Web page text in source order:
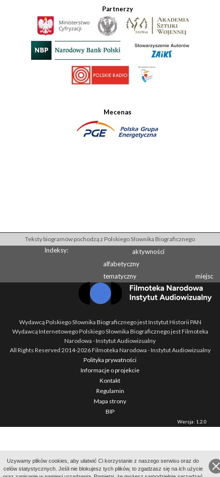
Partnerzy
Mecenas
Uzywamy plików cookies, aby ułatwić Ci korzystanie z naszego serwisu oraz do
celów statystycznych. Jeśli nie blokujesz tych plików, to zgadzasz się na ich użycie
Teksty biogramów pochodzą z Polskiego Słownika Biograficznego
Indeksy:
aktywności
alfabetyczny
tematyczny
miejsc
Wydawcą Polskiego Słownika Biograficznego jest Instytut Historii PAN
Wydawcą Internetowego Polskiego Słownika Biograficznego jest Filmoteka
Narodowa - Instytut Audiowizualny
All Rights Reserved 2014-2026Filmoteka Narodowa - Instytut Audiowizualny
Polityka prywatności
Informacje o projekcie
Kontakt
Regulamin
Mapa strony
BIP
Wersja: 1.2.0